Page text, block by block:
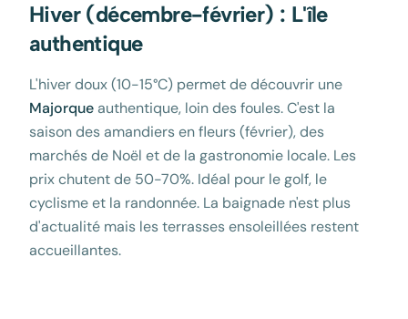
Hiver (décembre-février) : L'île
authentique
L'hiver doux (10-15°C) permet de découvrir une
Majorqueauthentique, loin des foules. C'est la
saison des amandiers en fleurs (février), des
marchés de Noël et de la gastronomie locale. Les
prix chutent de 50-70%. Idéal pour le golf, le
cyclisme et la randonnée. La baignade n'est plus
d'actualité mais les terrasses ensoleillées restent
accueillantes.